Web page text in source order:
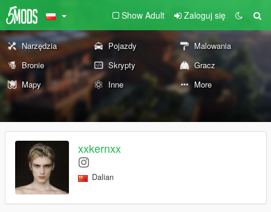
Show Adult Zaloguj się
Narzędzia Pojazdy
Malowania
Bronie
Skrypty
Gracz
Mapy
Inne More
xxkernxx
Dalian